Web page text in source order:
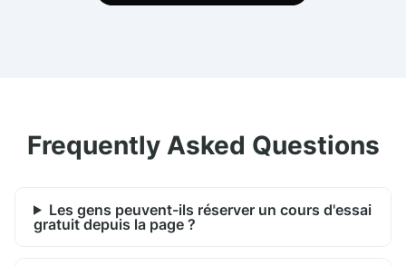
Frequently Asked Questions
Les gens peuvent-ils réserver un cours d'essai
gratuit depuis la page ?